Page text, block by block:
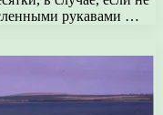
рукавами …